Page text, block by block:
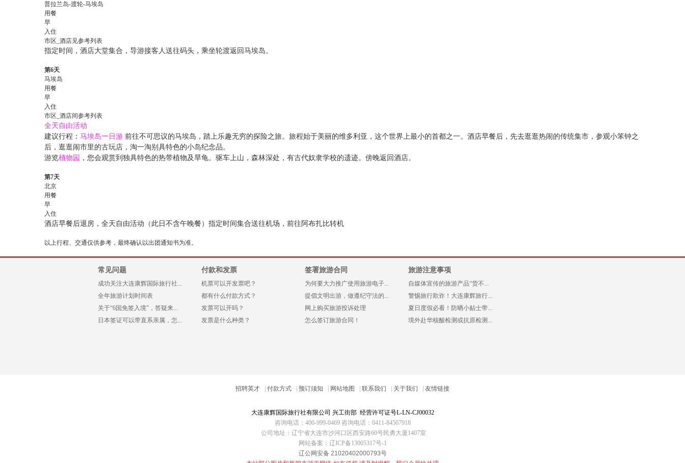
普拉兰岛-渡轮-马埃岛
用餐
早
入住
市区_酒店见参考列表
指定时间，酒店大堂集合，导游接客人送往码头，乘坐轮渡返回马埃岛。
第6天
马埃岛
用餐
早
入住
市区_酒店间参考列表
全天自由活动
建议行程： 马埃岛一日游 前往不可思议的马埃岛，踏上乐趣无穷的探险之旅。旅程始于美丽的维多利亚，这个世界上最小的首都之一。酒店早餐后，先去逛逛热闹的传统集市，参观小笨钟之
后，逛逛闹市里的古玩店，淘一淘别具特色的小岛纪念品。
游览植物园 ，您会观赏到独具特色的热带植物及旱龟。驱车上山，森林深处，有古代奴隶学校的遗迹。傍晚返回酒店。
第7天
北京
用餐
早
入住
酒店早餐后退房，全天自由活动（此日不含午晚餐）指定时间集合送往机场，前往阿布扎比转机
以上行程、交通仅供参考，最终确认以出团通知书为准。
常见问题
成功关注大连康辉国际旅行社...
全年旅游计划时间表
关于“6国免签入境”，答疑来...
日本签证可以带直系亲属，怎...
付款和发票
机票可以开发票吧？
都有什么付款方式？
发票可以开吗？
发票是什么种类？
签署旅游合同
为何要大力推广使用旅游电子...
提倡文明出游，做遵纪守法的...
网上购买旅游投诉处理
怎么签订旅游合同！
旅游注意事项
自媒体宣传的旅游产品“货不...
警惕旅行欺诈！大连康辉旅行...
夏日度假必看！防晒小贴士带...
境外赴华核酸检测或抗原检测...
招聘英才 付款方式 预订须知 网站地图 联系我们 关于我们 友情链接
大连康辉国际旅行社有限公司 兴工街部 经营许可证号L-LN-CJ00032
咨询电话：400-999-0469 咨询电话：0411-84507918
公司地址：辽宁省大连市沙河口区西安路60号民勇大厦1407室
网站备案： 辽ICP备13005317号-1
辽公网安备 21020402000793号